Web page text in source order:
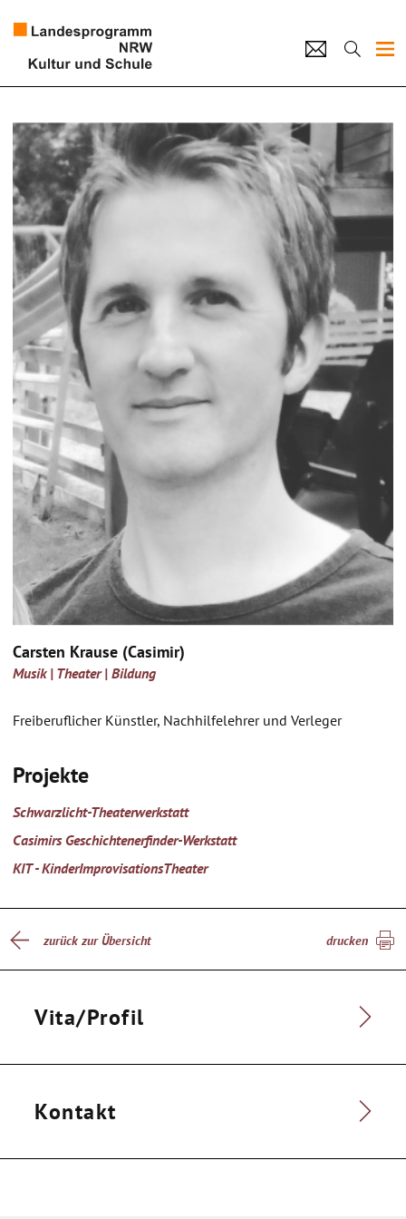
Künstlerpool
Schulen
Kultur und Schule
home Datenschutz Kontakt
Carsten Krause (Casimir)
Musik | Theater | Bildung
Freiberuflicher Künstler, Nachhilfelehrer und Verleger
Projekte
Schwarzlicht-Theaterwerkstatt
Casimirs Geschichtenerfinder-Werkstatt
KIT - KinderImprovisationsTheater
zurück zur Übersicht drucken
Vita/Profil
Kontakt